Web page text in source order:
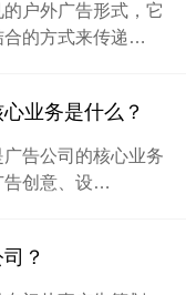
户外广告形式，它
合的方式来传递…
业务是什么？
告公司的核心业务
告创意、设…
？